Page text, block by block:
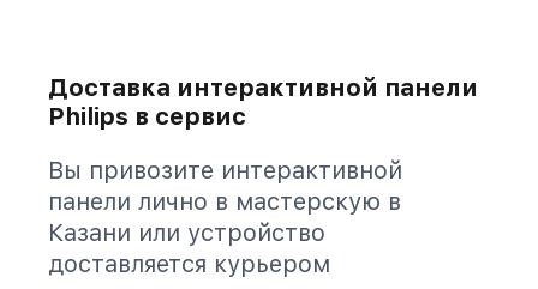
Доставка интерактивной панели
Philips в сервис
Вы привозите интерактивной
панели лично в мастерскую в
Казани или устройство
доставляется курьером